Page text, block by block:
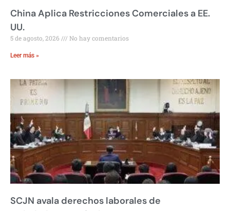
China Aplica Restricciones Comerciales a EE.
UU.
5 de agosto, 2026 No hay comentarios
Leer más »
SCJN avala derechos laborales de